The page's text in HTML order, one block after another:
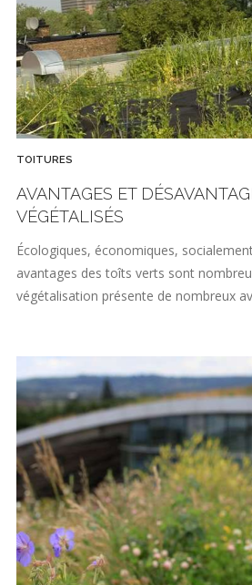
TOITURES
AVANTAGES ET
VÉGÉTALISÉS
Écologiques, économiques,
avantages des toîts verts sont
végétalisation présente de nombreux